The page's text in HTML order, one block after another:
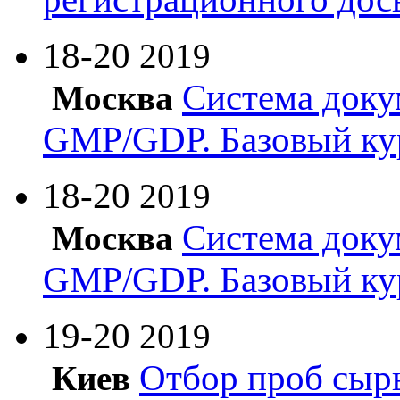
18-20 2019
Москва Система
GMP/GDP. Базовый
18-20 2019
Москва Система
GMP/GDP. Базовый
19-20 2019
Киев Отбор проб